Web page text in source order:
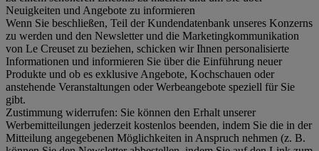
Neuigkeiten und Angebote zu informieren
Wenn Sie beschließen, Teil der Kundendatenbank unseres Konzerns
zu werden und den Newsletter und die Marketingkommunikation
von Le Creuset zu beziehen, schicken wir Ihnen personalisierte
Informationen und informieren Sie über die Einführung neuer
Produkte und ob es exklusive Angebote, Kochschauen oder
anstehende Veranstaltungen oder Werbeangebote speziell für Sie
gibt.
Zustimmung widerrufen: Sie können den Erhalt unserer
Werbemitteilungen jederzeit kostenlos beenden, indem Sie die in der
Mitteilung angegebenen Möglichkeiten in Anspruch nehmen (z. B.